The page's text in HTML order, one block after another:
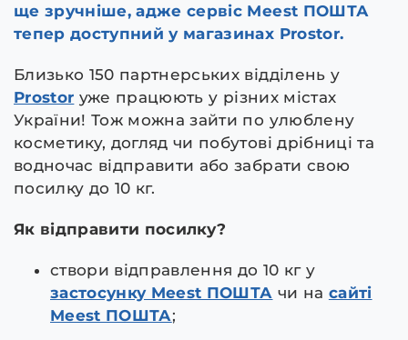
ще зручніше, адже сервіс Meest ПОШТА
тепер доступний у магазинах Prostor.
Близько 150 партнерських відділень у
Prostor уже працюють у різних містах
України! Тож можна зайти по улюблену
косметику, догляд чи побутові дрібниці та
водночас відправити або забрати свою
посилку до 10 кг.
Як відправити посилку?
створи відправлення до 10 кг у
застосунку Meest ПОШТА чи на сайті
Meest ПОШТА;